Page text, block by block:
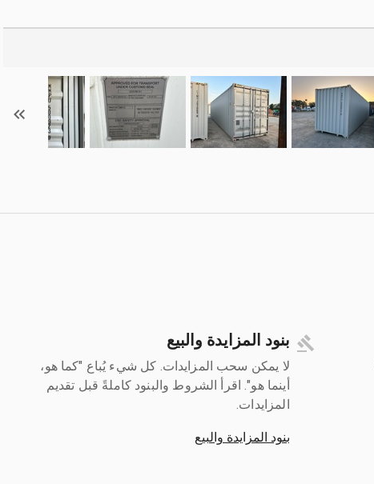
بنود المزايدة والبيع
لا يمكن سحب المزايدات. كل شيء يُباع "كما هو،
أينما هو". اقرأ الشروط والبنود كاملةً قبل تقديم
المزايدات.
بنود المزايدة والبيع